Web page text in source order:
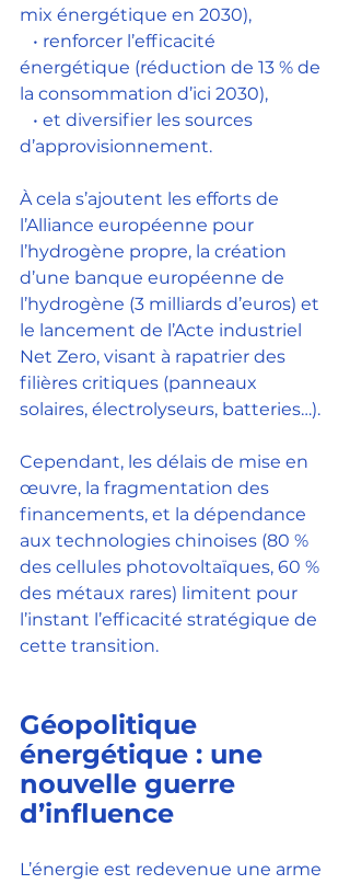
mix énergétique en 2030),
énergétique (réduction de 13 % de
la consommation d’ici 2030),
d’approvisionnement.
À cela s’ajoutent les efforts de
l’Alliance européenne pour
l’hydrogène propre, la création
d’une banque européenne de
l’hydrogène (3 milliards d’euros) et
le lancement de l’Acte industriel
Net Zero, visant à rapatrier des
filières critiques (panneaux
solaires, électrolyseurs, batteries…).
Cependant, les délais de mise en
œuvre, la fragmentation des
financements, et la dépendance
aux technologies chinoises (80 %
des cellules photovoltaïques, 60 %
des métaux rares) limitent pour
l’instant l’efficacité stratégique de
cette transition.
Géopolitique
énergétique : une
nouvelle guerre
d’influence
L’énergie est redevenue une arme